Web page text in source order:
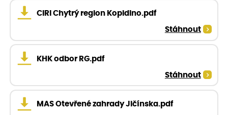
CIRI Chytrý region Kopidlno.pdf
Stáhnout
KHK odbor RG.pdf
Stáhnout
MAS Otevřené zahrady Jičínska.pdf